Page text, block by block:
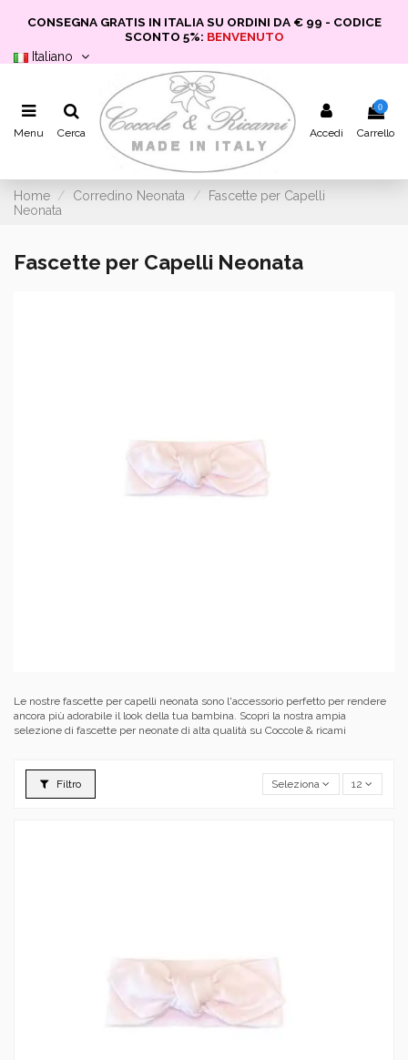
CONSEGNA GRATIS IN ITALIA SU ORDINI DA € 99 - CODICE
SCONTO 5%: BENVENUTO
Italiano
Menu Cerca Accedi
0
Carrello
Home Corredino Neonata
Fascette per Capelli
Neonata
Fascette per Capelli Neonata
Le nostre fascette per capelli neonata sono l'accessorio perfetto per rendere
ancora più adorabile il look della tua bambina. Scopri la nostra ampia
selezione di fascette per neonate di alta qualità su Coccole & ricami
Filtro Seleziona 12